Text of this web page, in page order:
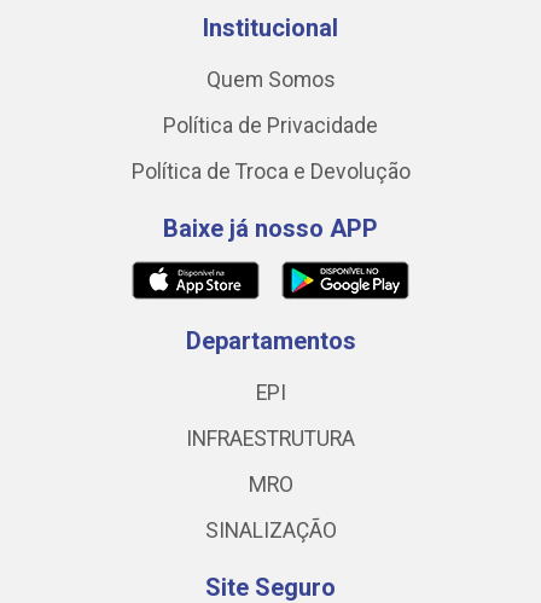
Institucional
Quem Somos
Política de Privacidade
Política de Troca e Devolução
Baixe já nosso APP
Departamentos
EPI
INFRAESTRUTURA
MRO
SINALIZAÇÃO
Site Seguro